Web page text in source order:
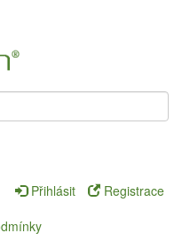
Přihlásit
Registrace